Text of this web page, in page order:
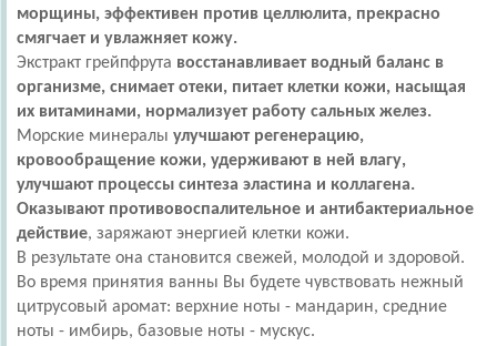
морщины, эффективен против целлюлита, прекрасно
смягчает и увлажняет кожу.
Экстракт грейпфрута восстанавливает водный баланс в
организме, снимает отеки, питает клетки кожи, насыщая
их витаминами, нормализует работу сальных желез.
Морские минералы улучшают регенерацию,
кровообращение кожи, удерживают в ней влагу,
улучшают процессы синтеза эластина и коллагена.
Оказывают противовоспалительное и антибактериальное
действие, заряжают энергией клетки кожи.
В результате она становится свежей, молодой и здоровой.
Во время принятия ванны Вы будете чувствовать нежный
цитрусовый аромат: верхние ноты - мандарин, средние
ноты - имбирь, базовые ноты - мускус.